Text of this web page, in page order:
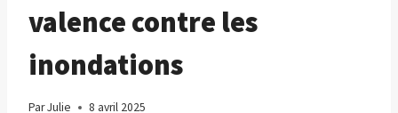
valence contre les
inondations
ParJulie 8 avril 2025